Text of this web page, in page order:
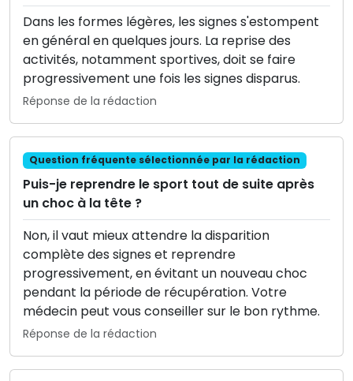
Dans les formes légères, les signes s'estompent
en général en quelques jours. La reprise des
activités, notamment sportives, doit se faire
progressivement une fois les signes disparus.
Réponse de la rédaction
Question fréquente sélectionnée par la rédaction
Puis-je reprendre le sport tout de suite après
un choc à la tête ?
Non, il vaut mieux attendre la disparition
complète des signes et reprendre
progressivement, en évitant un nouveau choc
pendant la période de récupération. Votre
médecin peut vous conseiller sur le bon rythme.
Réponse de la rédaction